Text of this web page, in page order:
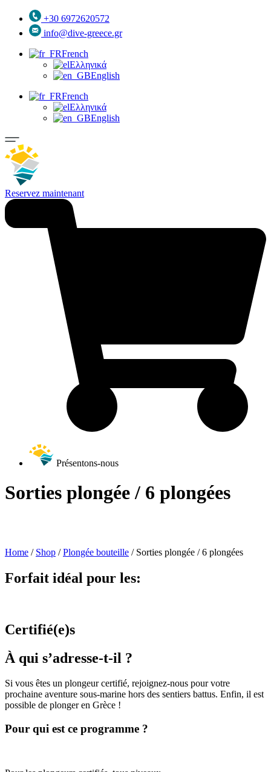
+30 6972620572
info@dive-greece.gr
French
Ελληνικά
English
French
Ελληνικά
English
Reservez maintenant
Présentons-nous
Sorties plongée / 6 plongées
Home / Shop /Plongée bouteille / Sorties plongée / 6 plongées
Forfait idéal pour les:
Certifié(e)s
À qui s’adresse-t-il ?
Si vous êtes un plongeur certifié, rejoignez-nous pour votre
prochaine aventure sous-marine hors des sentiers battus. Enfin, il est
possible de plonger en Grèce !
Pour qui est ce programme ?